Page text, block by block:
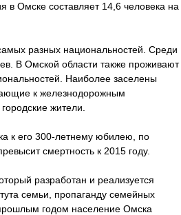
в Омске составляет 14,6 человека на
разных национальностей. Среди
В Омской области также проживают
Наиболее заселены
к железнодорожным
жители.
к его 300-летнему юбилею, по
смертность к 2015 году.
разработан и реализуется
семьи, пропаганду семейных
годом население Омска